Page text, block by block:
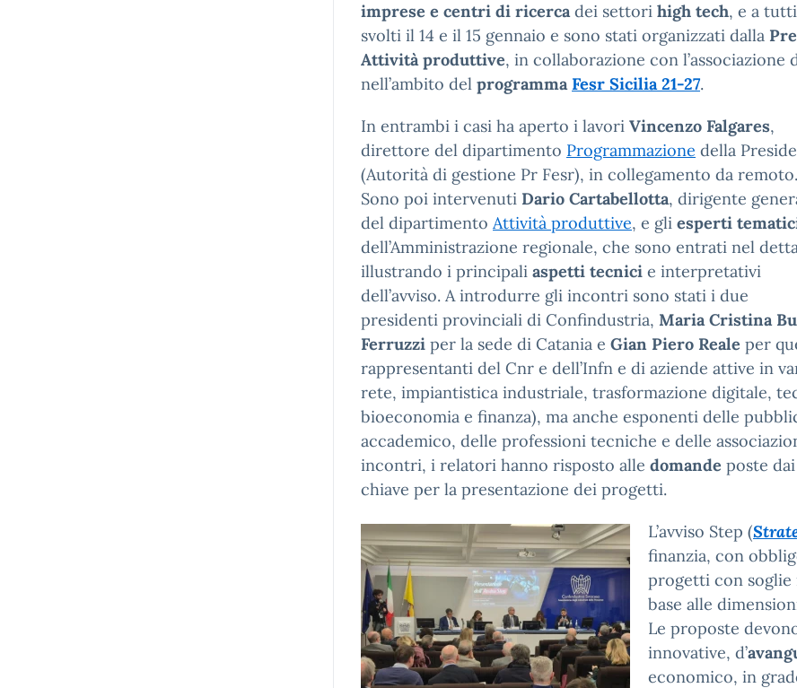
imprese e centri di ricercadei settori high tech, e a
svolti il 14 e il 15 gennaio e sono stati organizzati dalla
Attività produttive, in collaborazione con
nell’ambito del programmaFesr Sicilia 21-27.
In entrambi i casi ha aperto i lavori Vincenzo Falgares,
direttore del dipartimento Programmazione della
(Autorità di gestione Pr Fesr), in collegamento da remoto.
Sono poi intervenuti Dario Cartabellotta, dirigente
del dipartimento Attività produttive, e gli esperti
dell’Amministrazione regionale, che sono entrati nel
illustrando i principali aspetti tecnici e interpretativi
dell’avviso. A introdurre gli incontri sono stati i due
presidenti provinciali di Confindustria, Maria Cristina
Ferruzzi per la sede di Catania e Gian Piero Reale per
rappresentanti del Cnr e dell’Infn e di aziende attive in
rete, impiantistica industriale, trasformazione digitale,
bioeconomia e finanza), ma anche esponenti delle
accademico, delle professioni tecniche e delle
incontri, i relatori hanno risposto alle domande poste
chiave per la presentazione dei progetti.
L’avviso Step (
finanzia, con
progetti con soglie
base alle
Le proposte
innovative, d’
economico, in